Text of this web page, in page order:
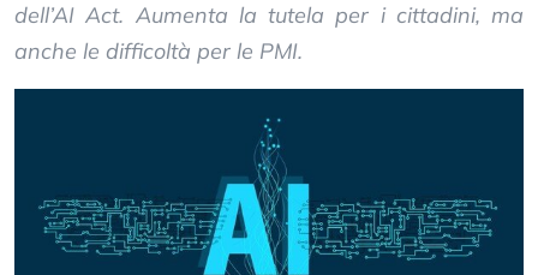
dell’AI Act. Aumenta la tutela per i cittadini, ma
anche le difficoltà per le PMI.